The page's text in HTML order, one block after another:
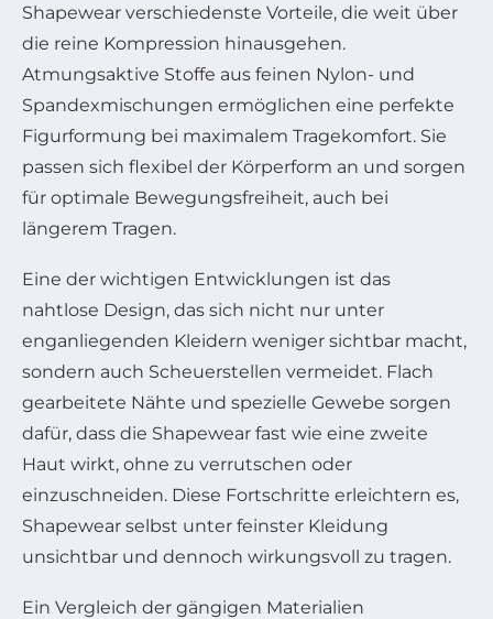
Shapewear verschiedenste Vorteile, die weit über
die reine Kompression hinausgehen.
Atmungsaktive Stoffe aus feinen Nylon- und
Spandexmischungen ermöglichen eine perfekte
Figurformung bei maximalem Tragekomfort. Sie
passen sich flexibel der Körperform an und sorgen
für optimale Bewegungsfreiheit, auch bei
längerem Tragen.
Eine der wichtigen Entwicklungen ist das
nahtlose Design, das sich nicht nur unter
enganliegenden Kleidern weniger sichtbar macht,
sondern auch Scheuerstellen vermeidet. Flach
gearbeitete Nähte und spezielle Gewebe sorgen
dafür, dass die Shapewear fast wie eine zweite
Haut wirkt, ohne zu verrutschen oder
einzuschneiden. Diese Fortschritte erleichtern es,
Shapewear selbst unter feinster Kleidung
unsichtbar und dennoch wirkungsvoll zu tragen.
Ein Vergleich der gängigen Materialien